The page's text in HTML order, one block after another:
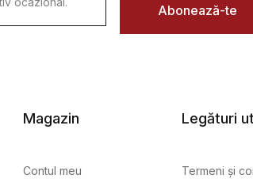
Abonează-te
Magazin
Contul meu
Legături
Termeni și